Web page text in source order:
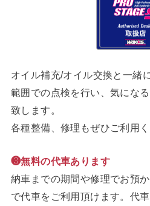
オイル補充/オイル交換と一緒
範囲での点検を行い、気にな
致します。
各種整備、修理もぜひご利用く
❸無料の代車あります
納車までの期間や修理でお預
で代車をご利用頂けます。代